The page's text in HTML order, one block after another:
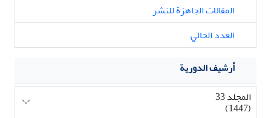
المقالات الجاهزة للنشر
العدد الحالي
أرشيف الدورية
المجلد 33
(1447)